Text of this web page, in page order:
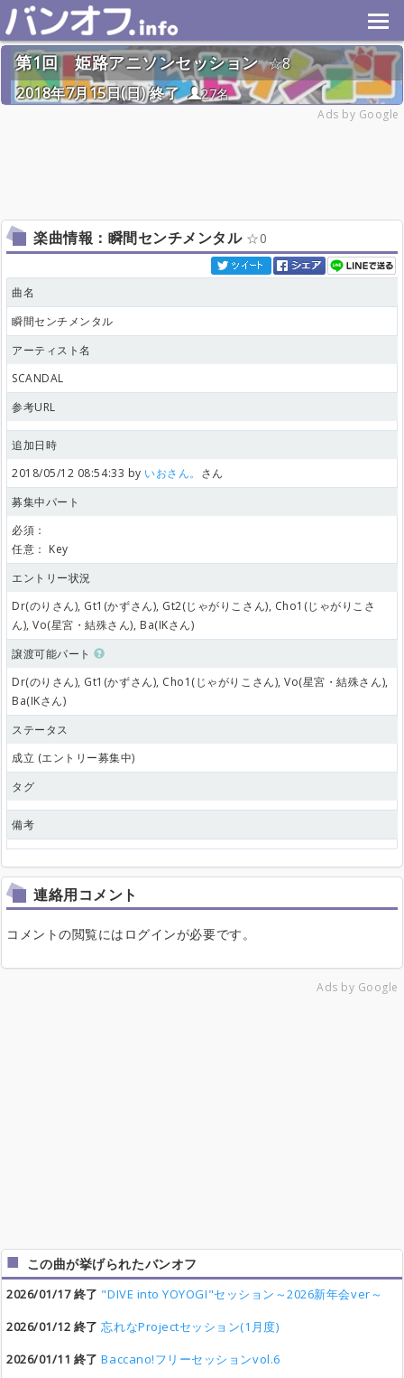
第1回 姫路アニソンセッション
8
2018年7月15日(日) 終了
27名
Ads by Google
楽曲情報：瞬間センチメンタル 0
曲名
瞬間センチメンタル
アーティスト名
SCANDAL
参考URL
追加日時
2018/05/12 08:54:33 by いおさん。 さん
募集中パート
必須：
任意： Key
エントリー状況
Dr(のりさん), Gt1(かずさん), Gt2(じゃがりこさん), Cho1(じゃがりこさ
ん), Vo(星宮・結殊さん), Ba(IKさん)
譲渡可能パート
Dr(のりさん), Gt1(かずさん), Cho1(じゃがりこさん), Vo(星宮・結殊さん),
Ba(IKさん)
ステータス
成立 (エントリー募集中)
タグ
備考
連絡用コメント
コメントの閲覧にはログインが必要です。
Ads by Google
この曲が挙げられたバンオフ
2026/01/17 終了 "DIVE into YOYOGI"セッション～2026新年会ver～
2026/01/12 終了 忘れなProjectセッション(1月度)
2026/01/11 終了 Baccano!フリーセッションvol.6